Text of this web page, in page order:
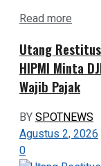
Read more
Utang
HIPMI Minta
Wajib Pajak
BYSPOTNEWS
Agustus 2, 2026
0